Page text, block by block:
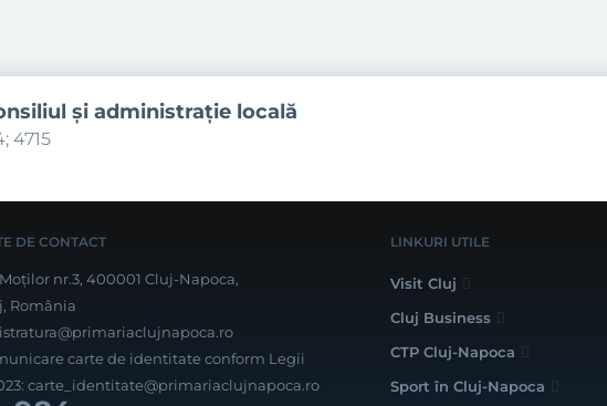
şi administraţie locală
4715
DE CONTACT
nr.3, 400001 Cluj-Napoca,
România
carte de identitate conform Legii
carte_identitate@primariaclujnapoca.ro
LINKURI UTILE
Visit Cluj
Cluj Business
CTP Cluj-Napoca
Sport în Cluj-Napoca